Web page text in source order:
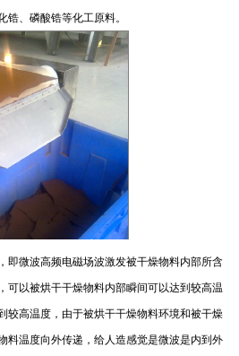
、磷酸锆等化工原料。
即微波高频电磁场波激发被干燥物料内部所含
可以被烘干干燥物料内部瞬间可以达到较高温
较高温度，由于被烘干干燥物料环境和被干燥
料温度向外传递，给人造感觉是微波是内到外